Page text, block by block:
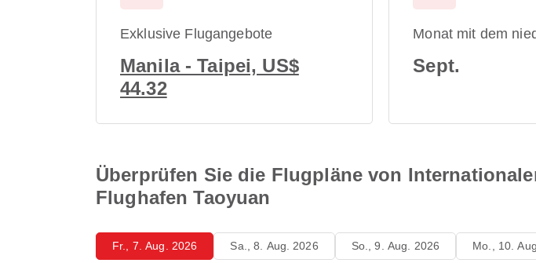
Exklusive Flugangebote
Manila - Taipei, US$
44.32
Monat mit dem
Sept.
Überprüfen Sie die Flugpläne von
Flughafen Taoyuan
Fr., 7. Aug. 2026 Sa., 8. Aug. 2026 So., 9. Aug. 2026 Mo., 10.